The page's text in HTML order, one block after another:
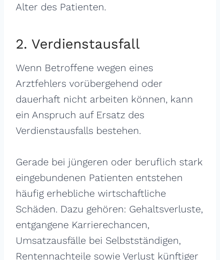
Alter des Patienten.
2. Verdienstausfall
Wenn Betroffene wegen eines
Arztfehlers vorübergehend oder
dauerhaft nicht arbeiten können, kann
ein Anspruch auf Ersatz des
Verdienstausfalls bestehen.
Gerade bei jüngeren oder beruflich stark
eingebundenen Patienten entstehen
häufig erhebliche wirtschaftliche
Schäden. Dazu gehören: Gehaltsverluste,
entgangene Karrierechancen,
Umsatzausfälle bei Selbstständigen,
Rentennachteile sowie Verlust künftiger